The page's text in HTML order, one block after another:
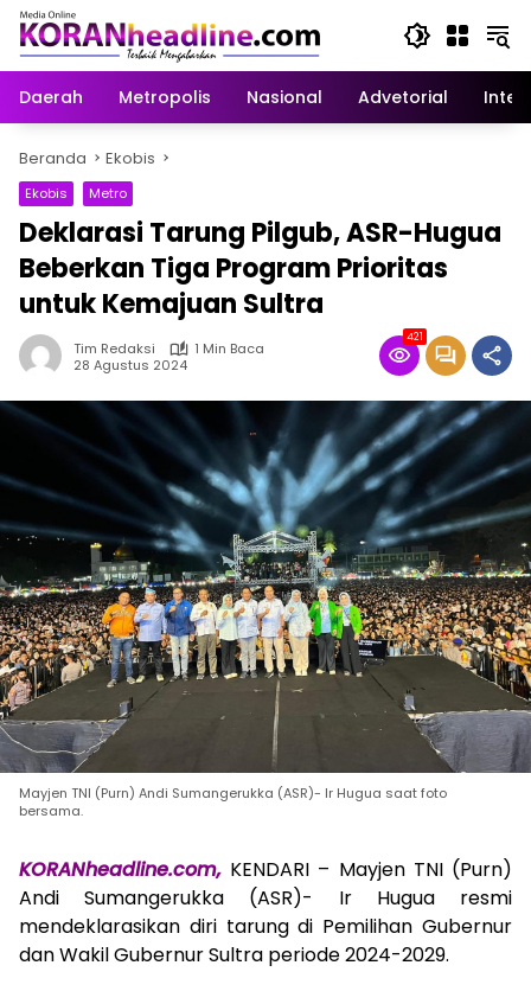
Langsung
konten
Daerah
Metropolis Nasional Advetorial
Beranda Ekobis
Ekobis Metro
Deklarasi Tarung Pilgub, ASR-Hugua
Beberkan Tiga Program Prioritas
untuk Kemajuan Sultra
Tim Redaksi
1 Min Baca
28 Agustus 2024
421
Mayjen TNI (Purn) Andi Sumangerukka (ASR)- Ir Hugua saat foto
bersama.
KORANheadline.com, KENDARI – Mayjen TNI (Purn)
Andi Sumangerukka (ASR)- Ir Hugua resmi
mendeklarasikan diri tarung di Pemilihan Gubernur
dan Wakil Gubernur Sultra periode 2024-2029.